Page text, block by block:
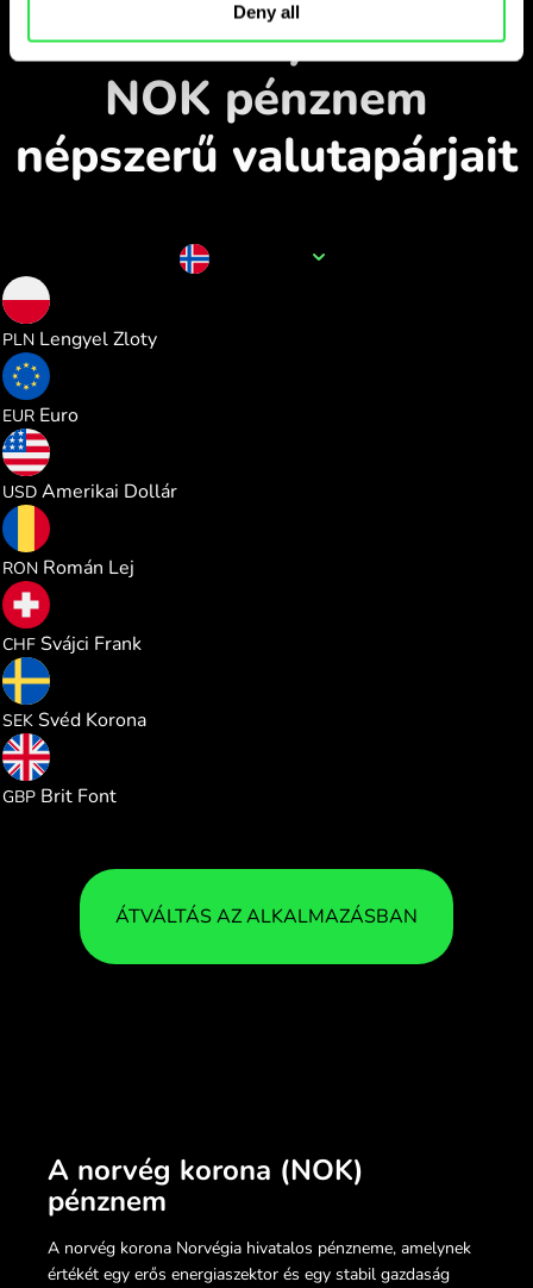
Deny all
Kövesse nyomon a
NOK pénznem
népszerű valutapárjait
PLN Lengyel Zloty
EUR Euro
USD Amerikai Dollár
RON Román Lej
CHF Svájci Frank
SEK Svéd Korona
GBP Brit Font
ÁTVÁLTÁS AZ ALKALMAZÁSBAN
A norvég korona (NOK)
pénznem
A norvég korona Norvégia hivatalos pénzneme, amelynek
értékét egy erős energiaszektor és egy stabil gazdaság